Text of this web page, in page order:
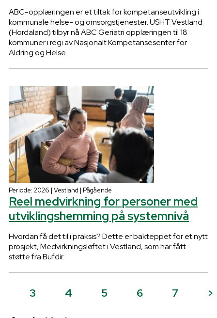
ABC-opplæringen er et tiltak for kompetanseutvikling i
kommunale helse- og omsorgstjenester. USHT Vestland
(Hordaland) tilbyr nå ABC Geriatri opplæringen til 18
kommuner i regi av Nasjonalt Kompetansesenter for
Aldring og Helse.
Periode: 2026 | Vestland | Pågående
Reel medvirkning for personer med
utviklingshemming på systemnivå
Hvordan få det til i praksis? Dette er bakteppet for et nytt
prosjekt, Medvirkningsløftet i Vestland, som har fått
støtte fra Bufdir.
3 4 5 6 7 >